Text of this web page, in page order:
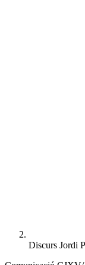
Discurs Jordi